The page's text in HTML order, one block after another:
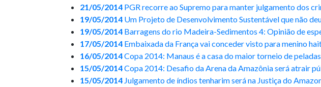
21/05/2014 PGR recorre ao Supremo para manter julgamento dos
19/05/2014 Um Projeto de Desenvolvimento Sustentável que não
19/05/2014 Barragens do rio Madeira-Sedimentos 4: Opinião de
17/05/2014 Embaixada da França vai conceder visto para menino
16/05/2014Copa 2014: Manaus é a casa do maior torneio de
15/05/2014Copa 2014: Desafio da Arena da Amazônia será atrair
15/05/2014 Julgamento de índios tenharim será na Justiça do